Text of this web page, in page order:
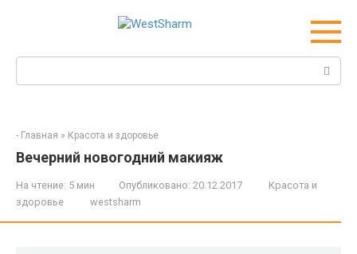
- Главная » Красота и здоровье
Вечерний новогодний макияж
На чтение: 5 мин Опубликовано: 20.12.2017
Красота и
здоровье
westsharm